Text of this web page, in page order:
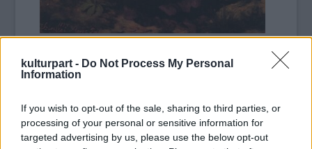
kulturpart - Do Not Process My Personal
Information
If you wish to opt-out of the sale, sharing to third parties, or
processing of your personal or sensitive information for
targeted advertising by us, please use the below opt-out
1845. július 4-én született Szinye-Újfalun.
Régi nemesi család sarja volt, apja Sáros
támogatta Szinyei Merse Pál
festőszándékát, így 1864-ben beíratta a
fiút a müncheni akadémiára.